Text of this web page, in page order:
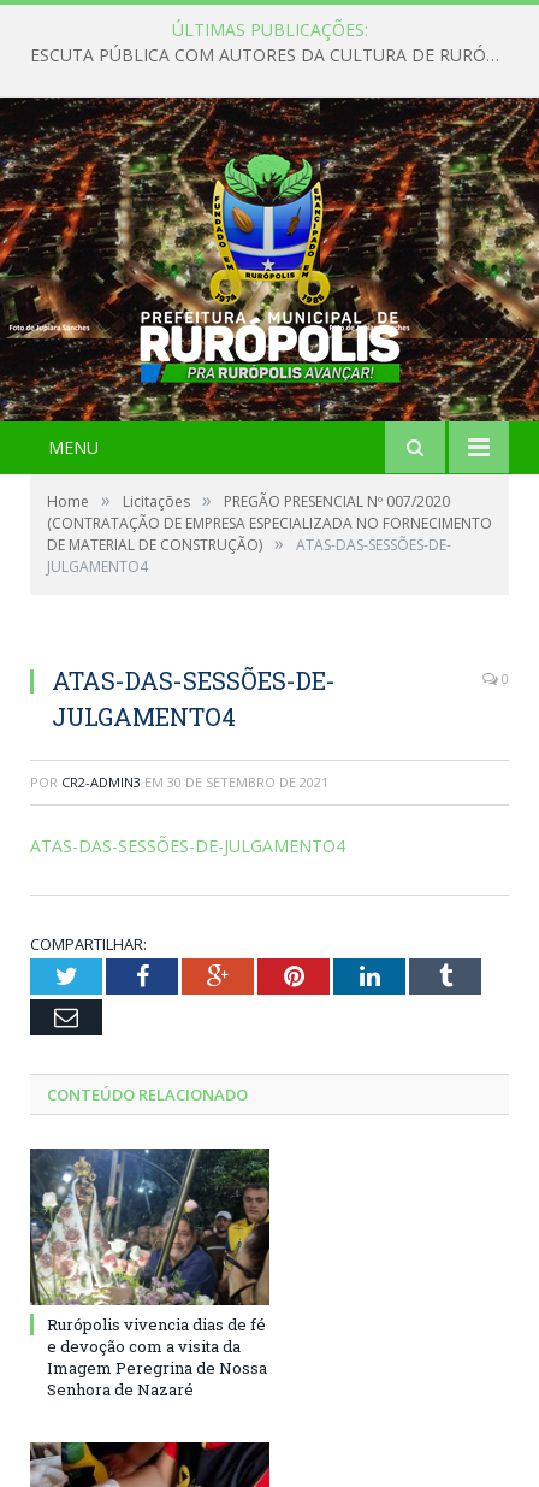
ÚLTIMAS PUBLICAÇÕES:
ESCUTA PÚBLICA COM AUTORES DA CULTURA DE RURÓPOLIS
MENU
Home » Licitações »
PREGÃO PRESENCIAL Nº 007/2020
(CONTRATAÇÃO DE EMPRESA ESPECIALIZADA NO FORNECIMENTO
DE MATERIAL DE CONSTRUÇÃO) »
ATAS-DAS-SESSÕES-DE-
JULGAMENTO4
ATAS-DAS-SESSÕES-DE-
JULGAMENTO4
0
POR CR2-ADMIN3 EM 30 DE SETEMBRO DE 2021
ATAS-DAS-SESSÕES-DE-JULGAMENTO4
COMPARTILHAR:
TwitterFacebookGoogle+PinterestLinkedInTumblr
Email
CONTEÚDO RELACIONADO
Rurópolis vivencia dias de fé
e devoção com a visita da
Imagem Peregrina de Nossa
Senhora de Nazaré